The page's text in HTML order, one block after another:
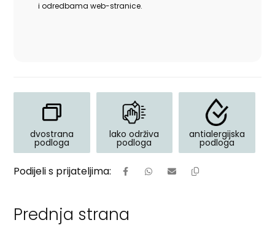
i odredbama web-stranice.
dvostrana
podloga
lako održiva
podloga
antialergijska
podloga
Prednja strana